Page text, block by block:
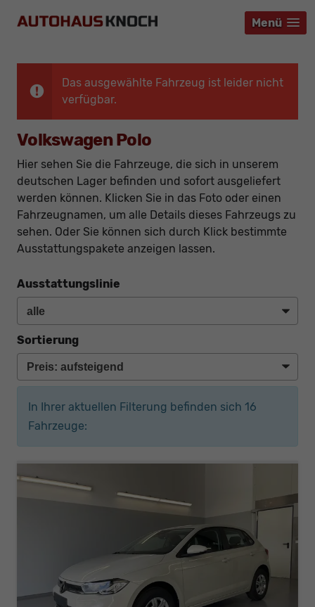
Menü
Menü
Menü
Das ausgewählte Fahrzeug ist leider nicht
verfügbar.
Volkswagen Polo
Hier sehen Sie die Fahrzeuge, die sich in unserem
deutschen Lager befinden und sofort ausgeliefert
werden können. Klicken Sie in das Foto oder einen
Fahrzeugnamen, um alle Details dieses Fahrzeugs zu
sehen. Oder Sie können sich durch Klick bestimmte
Ausstattungspakete anzeigen lassen.
Ausstattungslinie
Sortierung
In Ihrer aktuellen Filterung befinden sich 16
Fahrzeuge: